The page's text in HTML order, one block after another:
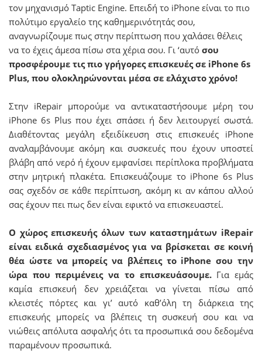
τον μηχανισμό Taptic Engine. Επειδή το iPhone είναι το πιο
πολύτιμο εργαλείο της καθημερινότητάς σου,
αναγνωρίζουμε πως στην περίπτωση που χαλάσει θέλεις
να το έχεις άμεσα πίσω στα χέρια σου. Γι ‘αυτό σου
προσφέρουμε τις πιο γρήγορες επισκευές σε iPhone 6s
Plus, που ολοκληρώνονται μέσα σε ελάχιστο χρόνο!
Στην iRepair μπορούμε να αντικαταστήσουμε μέρη του
iPhone 6s Plus που έχει σπάσει ή δεν λειτουργεί σωστά.
Διαθέτοντας μεγάλη εξειδίκευση στις επισκευές iPhone
αναλαμβάνουμε ακόμη και συσκευές που έχουν υποστεί
βλάβη από νερό ή έχουν εμφανίσει περίπλοκα προβλήματα
στην μητρική πλακέτα. Επισκευάζουμε το iPhone 6s Plus
σας σχεδόν σε κάθε περίπτωση, ακόμη κι αν κάπου αλλού
σας έχουν πει πως δεν είναι εφικτό να επισκευαστεί.
Ο χώρος επισκευής όλων των καταστημάτων iRepair
είναι ειδικά σχεδιασμένος για να βρίσκεται σε κοινή
θέα ώστε να μπορείς να βλέπεις το iPhone σου την
ώρα που περιμένεις να το επισκευάσουμε.Για εμάς
καμία επισκευή δεν χρειάζεται να γίνεται πίσω από
κλειστές πόρτες και γι’ αυτό καθ’όλη τη διάρκεια της
επισκευής μπορείς να βλέπεις τη συσκευή σου και να
νιώθεις απόλυτα ασφαλής ότι τα προσωπικά σου δεδομένα
παραμένουν προσωπικά.